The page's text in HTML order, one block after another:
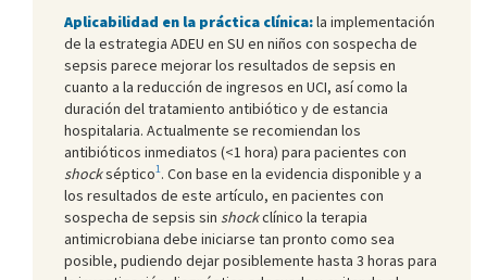
Aplicabilidad en la práctica clínica:la implementación
de la estrategia ADEU en SU en niños con sospecha de
sepsis parece mejorar los resultados de sepsis en
cuanto a la reducción de ingresos en UCI, así como la
duración del tratamiento antibiótico y de estancia
hospitalaria. Actualmente se recomiendan los
antibióticos inmediatos (<1 hora) para pacientes con
shockséptico1. Con base en la evidencia disponible y a
los resultados de este artículo, en pacientes con
sospecha de sepsis sin shockclínico la terapia
antimicrobiana debe iniciarse tan pronto como sea
posible, pudiendo dejar posiblemente hasta 3 horas para